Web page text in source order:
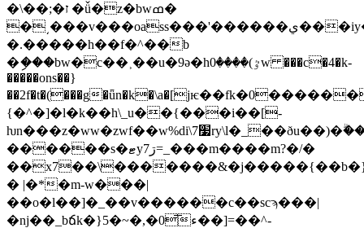
�\��;�ז �ǚ�z�bwߘ�
�͵���v���oass���'������ي���iy����}|
�.�����h��f�^��b
�ި���bw�c��˲��u�9ǝ�hٷ)����0w ���c�4�k-
�����ons��}
��2f�t�(���g
{�^�]�l�k��h\_u��{���i��[-
ƕn���z�ww�zwf��w%di\׷7ry\l�_��ðu��)�ۗ��[ط��o�p�>�u�>��5��9/
������s�ޓy7ڗ=_���m����m?�/�
� |�*�m-w���|
��o�l��]�_��v������c��scϡ���|
�nj��_bճk�}5�~�,�0͞ء��]=��^-